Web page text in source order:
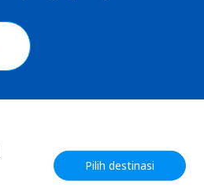
Pilih destinasi